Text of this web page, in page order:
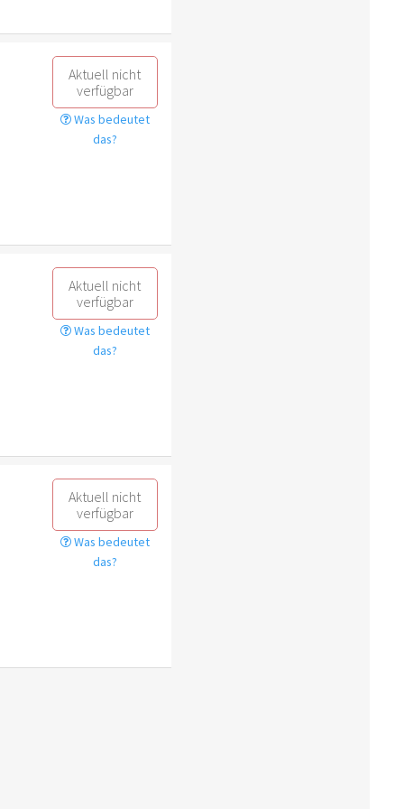
Aktuell nicht
verfügbar
Was bedeutet
das?
Aktuell nicht
verfügbar
Was bedeutet
das?
Aktuell nicht
verfügbar
Was bedeutet
das?